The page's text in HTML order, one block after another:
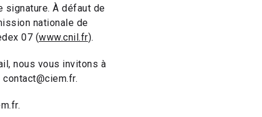
signature. À défaut de
nationale de
07 (www.cnil.fr).
nous vous invitons à